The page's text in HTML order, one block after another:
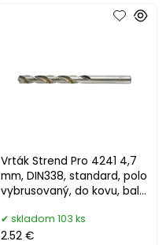
Vrták Strend Pro 4241 4,7
mm, DIN338, standard, polo
vybrusovaný, do kovu, bal.
skladom 103 ks
2.52 €